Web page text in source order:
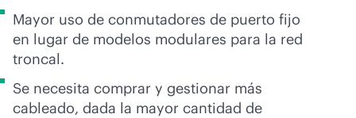
Mayor uso de conmutadores de puerto fijo
en lugar de modelos modulares para la red
troncal.
Se necesita comprar y gestionar más
cableado, dada la mayor cantidad de